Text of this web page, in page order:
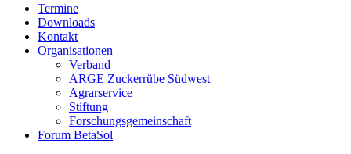
Termine
Downloads
Kontakt
Organisationen
Verband
ARGE Zuckerrübe Südwest
Agrarservice
Stiftung
Forschungsgemeinschaft
Forum BetaSol